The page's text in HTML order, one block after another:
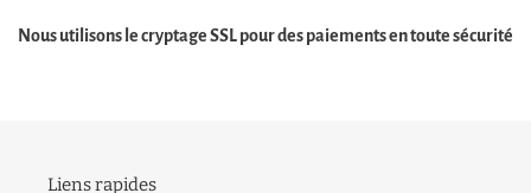
Nous utilisons le cryptage SSL pour despaiements en toute sécurité
Liens rapides